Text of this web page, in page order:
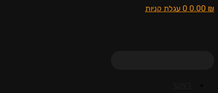
0.00 ₪
0 עגלת קניות